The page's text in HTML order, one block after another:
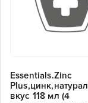
Essentials.Zinc
вкус 118 мл (4